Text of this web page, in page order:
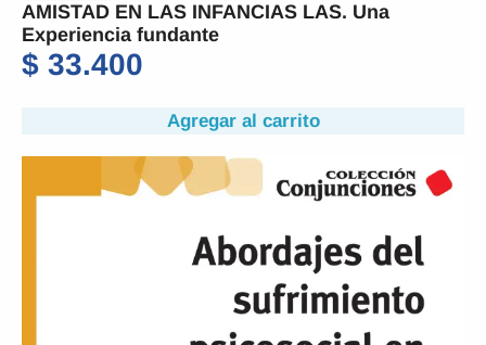
AMISTAD EN LAS INFANCIAS LAS. Una
Experiencia fundante
$ 33.400
Agregar al carrito